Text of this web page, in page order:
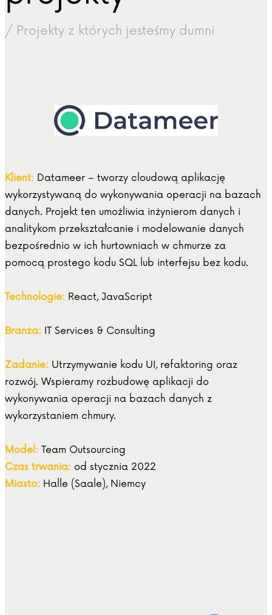
/ Projekty z których jesteśmy dumni
Klient: Datameer – tworzy cloudową aplikację
wykorzystywaną do wykonywania operacji na bazach
danych. Projekt ten umożliwia inżynierom danych i
analitykom przekształcanie i modelowanie danych
bezpośrednio w ich hurtowniach w chmurze za
pomocą prostego kodu SQL lub interfejsu bez kodu.
Technologie: React, JavaScript
Branża: IT Services & Consulting
Zadanie: Utrzymywanie kodu UI, refaktoring oraz
rozwój. Wspieramy rozbudowę aplikacji do
wykonywania operacji na bazach danych z
wykorzystaniem chmury.
Model: Team Outsourcing
Czas trwania: od stycznia 2022
Miasto: Halle (Saale), Niemcy